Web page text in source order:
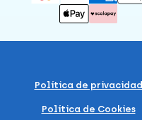
Política de privacidad
Política de Cookies